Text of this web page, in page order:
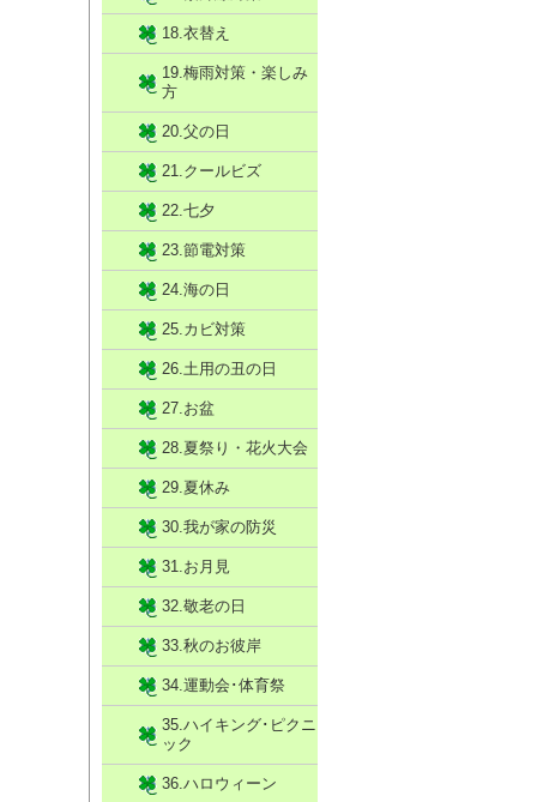
18.衣替え
19.梅雨対策・楽しみ
方
20.父の日
21.クールビズ
22.七夕
23.節電対策
24.海の日
25.カビ対策
26.土用の丑の日
27.お盆
28.夏祭り・花火大会
29.夏休み
30.我が家の防災
31.お月見
32.敬老の日
33.秋のお彼岸
34.運動会･体育祭
35.ハイキング･ピクニ
ック
36.ハロウィーン